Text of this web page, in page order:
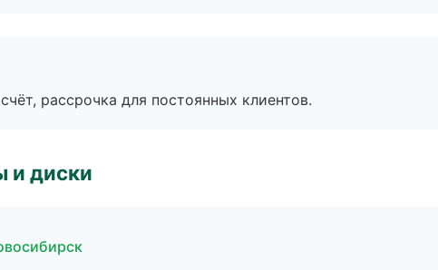
рассрочка для постоянных клиентов.
и диски